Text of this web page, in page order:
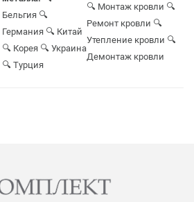
Бельгия 🔍
Германия 🔍 Китай
🔍 Корея 🔍 Украина
🔍 Турция
🔍 Монтаж кровли 🔍
Ремонт кровли 🔍
Утепление кровли 🔍
Демонтаж кровли